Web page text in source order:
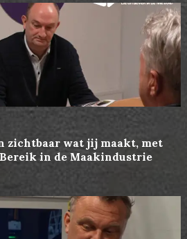
zichtbaar wat jij maakt, met
in de Maakindustrie